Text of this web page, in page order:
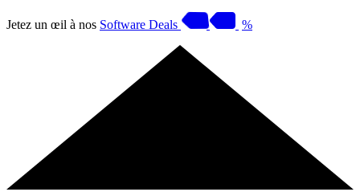
Jetez un œil à nos Software Deals %